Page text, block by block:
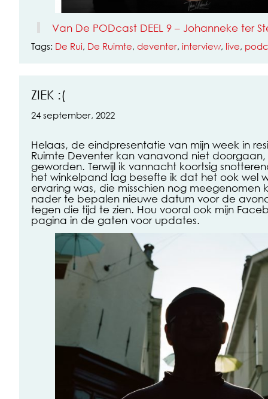
Van De PODcast DEEL 9 – Johanneke ter
Tags: De Rui, De Ruimte, deventer, interview, live,
ZIEK :(
24 september, 2022
Helaas, de eindpresentatie van mijn week in
Ruimte Deventer kan vanavond niet
geworden. Terwijl ik vannacht koortsig
het winkelpand lag besefte ik dat het ook wel
ervaring was, die misschien nog meegenomen
nader te bepalen nieuwe datum voor de
tegen die tijd te zien. Hou vooral ook mijn
pagina in de gaten voor updates.